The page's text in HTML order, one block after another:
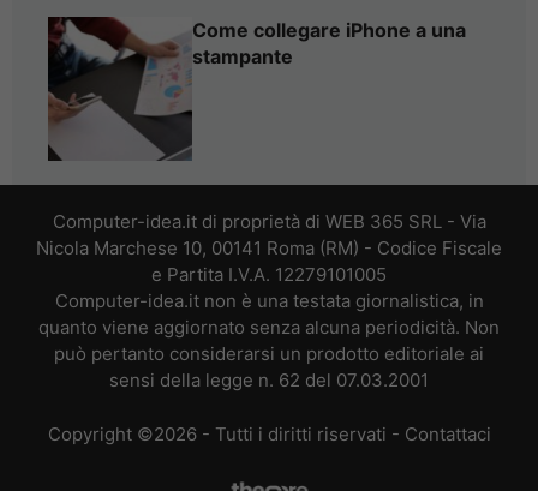
Come collegare iPhone a una
stampante
Computer-idea.it di proprietà di WEB 365 SRL - Via
Nicola Marchese 10, 00141 Roma (RM) - Codice Fiscale
e Partita I.V.A. 12279101005
Computer-idea.it non è una testata giornalistica, in
quanto viene aggiornato senza alcuna periodicità. Non
può pertanto considerarsi un prodotto editoriale ai
sensi della legge n. 62 del 07.03.2001
Copyright ©2026 - Tutti i diritti riservati - Contattaci